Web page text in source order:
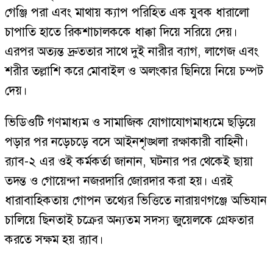
গেঞ্জি পরা এবং মাথায় ক্যাপ পরিহিত এক যুবক ধারালো
চাপাতি হাতে রিকশাচালককে ধাক্কা দিয়ে সরিয়ে দেয়।
এরপর অত্যন্ত দ্রুততার সাথে দুই নারীর ব্যাগ, লাগেজ এবং
শরীর তল্লাশি করে মোবাইল ও অলংকার ছিনিয়ে নিয়ে চম্পট
দেয়।
ভিডিওটি গণমাধ্যম ও সামাজিক যোগাযোগমাধ্যমে ছড়িয়ে
পড়ার পর নড়েচড়ে বসে আইনশৃঙ্খলা রক্ষাকারী বাহিনী।
র‍্যাব-২ এর ওই কর্মকর্তা জানান, ঘটনার পর থেকেই ছায়া
তদন্ত ও গোয়েন্দা নজরদারি জোরদার করা হয়। এরই
ধারাবাহিকতায় গোপন তথ্যের ভিত্তিতে নারায়ণগঞ্জে অভিযান
চালিয়ে ছিনতাই চক্রের অন্যতম সদস্য জুয়েলকে গ্রেফতার
করতে সক্ষম হয় র‍্যাব।